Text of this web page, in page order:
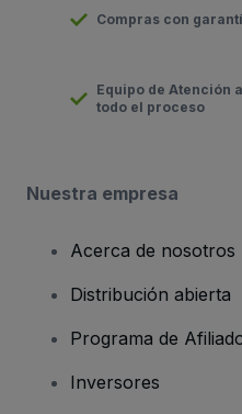
Compras con
Equipo de Atención
todo el proceso
Nuestra empresa
Acerca de nosotros
Distribución abierta
Programa de
Inversores